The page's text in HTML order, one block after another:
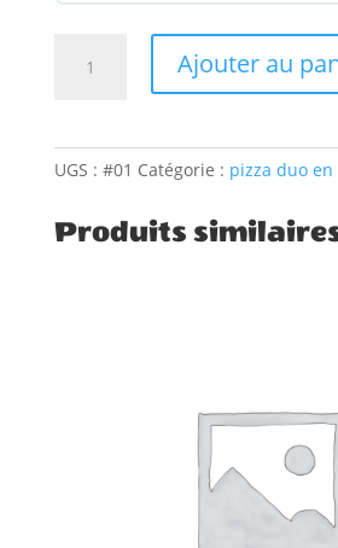
Ajouter au
UGS : #01 Catégorie : pizza duo
Produits